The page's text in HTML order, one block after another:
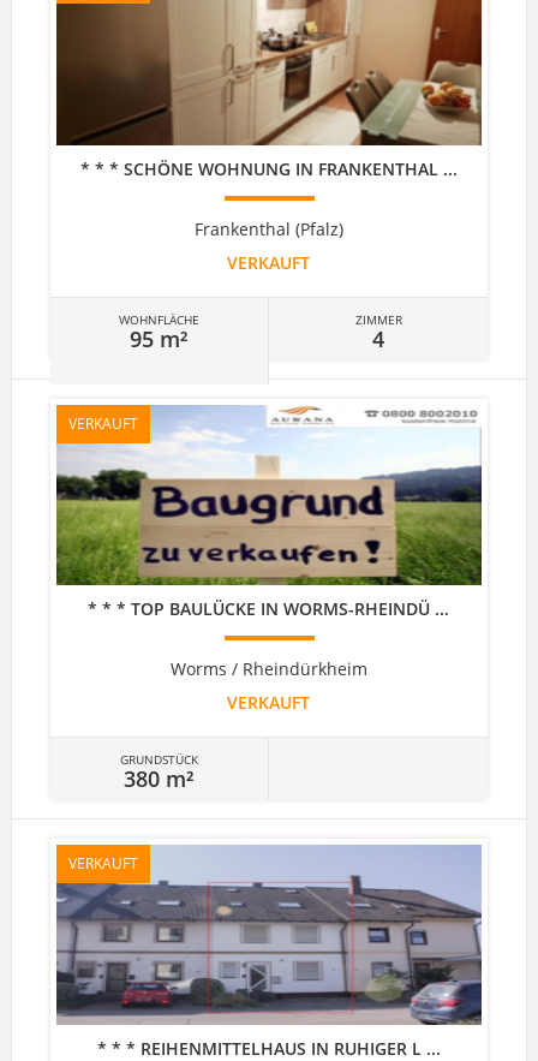
* * * SCHÖNE WOHNUNG IN FRANKENTHAL ...
Frankenthal (Pfalz)
VERKAUFT
WOHNFLÄCHE
95 m²
ZIMMER
4
VERKAUFT
* * * TOP BAULÜCKE IN WORMS-RHEINDÜ ...
Worms / Rheindürkheim
VERKAUFT
GRUNDSTÜCK
380 m²
VERKAUFT
* * * REIHENMITTELHAUS IN RUHIGER L ...